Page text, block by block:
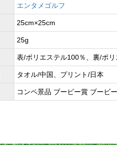
エンタメゴルフ
25cm×25cm
25g
表/ポリエステル100％、裏/ポ
タオル/中国、プリント/日本
コンペ景品 ブービー賞 ブービ